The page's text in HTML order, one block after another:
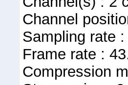
Channel
Sampling rate
Frame rate :
Compression